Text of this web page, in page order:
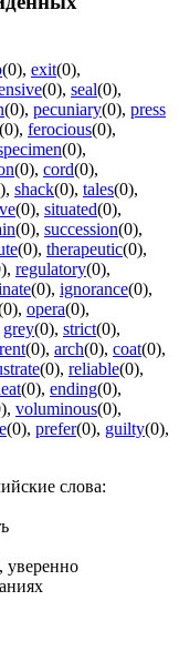
(0), exit(0),
(0), seal(0),
(0), pecuniary(0), press
(0), ferocious(0),
(0),
(0), cord(0),
, shack(0), tales(0),
(0), situated(0),
(0), succession(0),
(0), therapeutic(0),
, regulatory(0),
(0), ignorance(0),
, opera(0),
grey(0), strict(0),
(0), arch(0), coat(0),
(0), reliable(0),
(0), ending(0),
, voluminous(0),
(0), prefer(0), guilty(0),
слова:
уверенно